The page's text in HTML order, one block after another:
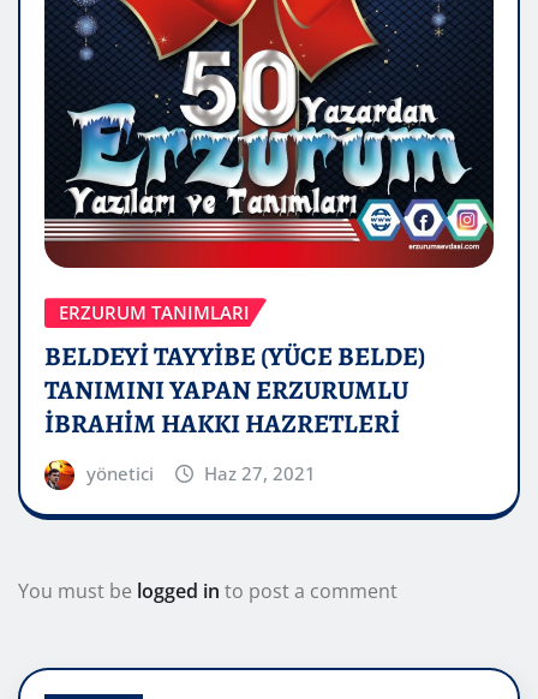
ERZURUM TANIMLARI
BELDEYİ TAYYİBE (YÜCE BELDE)
TANIMINI YAPAN ERZURUMLU
İBRAHİM HAKKI HAZRETLERİ
yönetici Haz 27, 2021
You must be logged in to post a comment